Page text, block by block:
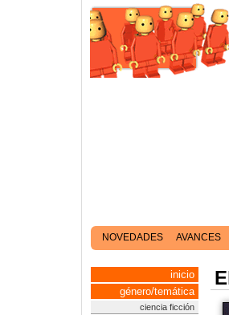
NOVEDADES AVANCES
inicio
género/temática
ciencia ficción